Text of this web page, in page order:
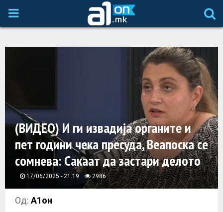
P
A
R
M
(ВИДЕО) И ги извадија органите и
пет години чека пресуда, Веапоска се
сомнева: Сакаат да застари делото
17/06/2025 - 21:19 2986
Од:А1он